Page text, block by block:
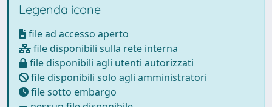
Legenda icone
file ad accesso aperto
file disponibili sulla rete interna
file disponibili agli utenti autorizzati
file disponibili solo agli amministratori
file sotto embargo